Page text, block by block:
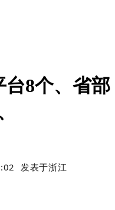
8个、省部
发表于浙江